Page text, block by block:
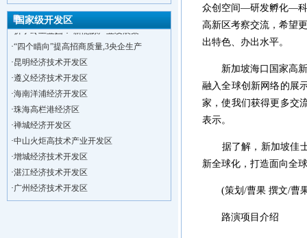
国家级开发区
·新加坡海口国家高新区国际创新创业中心
·狮子岭工业园： 新能源产业发展集
“四个瞄向”提高招商质量,3央企生产
昆明经济技术开发区
遵义经济技术开发区
海南洋浦经济开发区
珠海高栏港经济区
禅城经济开发区
中山火炬高技术产业开发区
增城经济技术开发区
湛江经济技术开发区
广州经济技术开发区
·广州南沙经济技术开发区
众创空间—研发孵化—科
高新区考察交流，希望
出特色、办出水平。
新加坡海口国家高新
融入全球创新网络的展
家，使我们获得更多交
表示。
据了解，新加坡佳士
新全球化，打造面向全
(策划/曹果 撰文/曹果
路演项目介绍